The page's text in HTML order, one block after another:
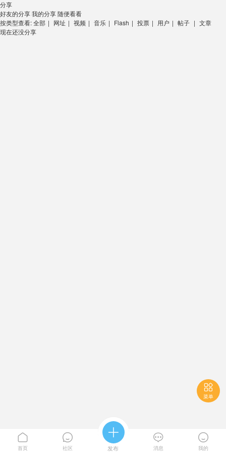
分享
好友的分享我的分享随便看看
按类型查看:全部 | 网址 | 视频 | 音乐 | Flash | 投票 | 用户 | 帖子 | 文章
现在还没分享

菜单

首页

社区

发布

消息

我的